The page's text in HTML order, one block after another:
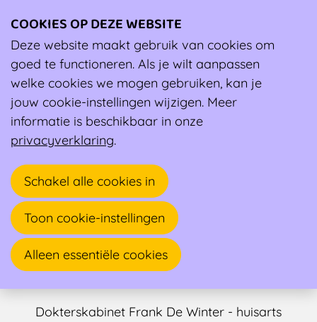
Ambassadeur
Frank De Winter
Dokterskabinet Frank De Winter - huisarts
COOKIES OP DEZE WEBSITE
Deze website maakt gebruik van cookies om
goed te functioneren. Als je wilt aanpassen
welke cookies we mogen gebruiken, kan je
jouw cookie-instellingen wijzigen. Meer
informatie is beschikbaar in onze
privacyverklaring.
Schakel alle cookies in
Toon cookie-instellingen
Alleen essentiële cookies